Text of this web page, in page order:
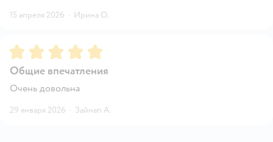
15 апреля 2026 · Ирина О.
Рейтинг:5
Общие впечатления
Очень довольна
29 января 2026 · Зайнап А.